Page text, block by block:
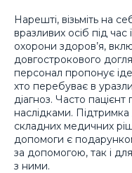
Нарешті, візьміть на
вразливих осіб під час
охорони здоров’я,
довгострокового
персонал пропонує
хто перебуває в
діагноз. Часто
наслідками.
складних медичних
допомоги є
за допомогою, так і
з ними.